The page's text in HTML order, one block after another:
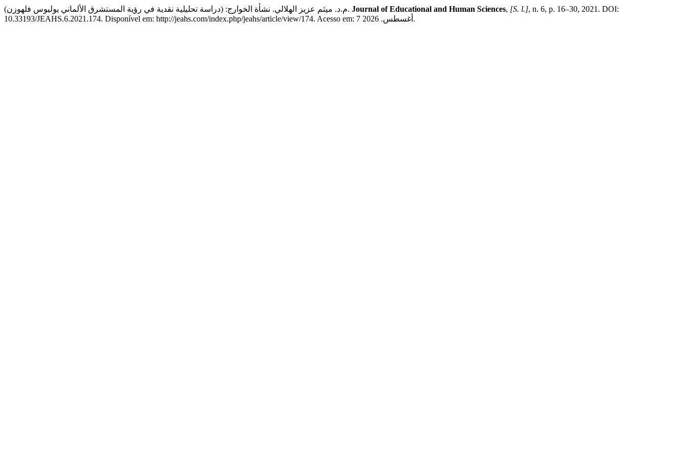
م.د. ميثم عزيز الهلالي. نشأة الخوارج: (دراسة تحليلية نقدية في رؤية المستشرق الألماني يوليوس فلهوزن). Journal of Educational and Human Sciences, [S. l.], n. 6, p. 16–30, 2021. DOI:
10.33193/JEAHS.6.2021.174. Disponível em: http://jeahs.com/index.php/jeahs/article/view/174. Acesso em: 7 أغسطس. 2026.